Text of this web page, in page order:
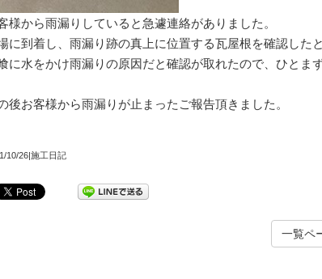
様から雨漏りしていると急遽連絡がありました。
に到着し、雨漏り跡の真上に位置する瓦屋根を確認した
に水をかけ雨漏りの原因だと確認が取れたので、ひとま
後お客様から雨漏りが止まったご報告頂きました。
10/26|施工日記
一覧ペ